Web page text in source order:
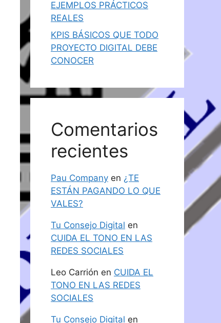
EJEMPLOS PRÁCTICOS
REALES
KPIS BÁSICOS QUE TODO
PROYECTO DIGITAL DEBE
CONOCER
Comentarios
recientes
Pau Company en ¿TE
ESTÁN PAGANDO LO QUE
VALES?
Tu Consejo Digital en
CUIDA EL TONO EN LAS
REDES SOCIALES
Leo Carrión en CUIDA EL
TONO EN LAS REDES
SOCIALES
Tu Consejo Digital en